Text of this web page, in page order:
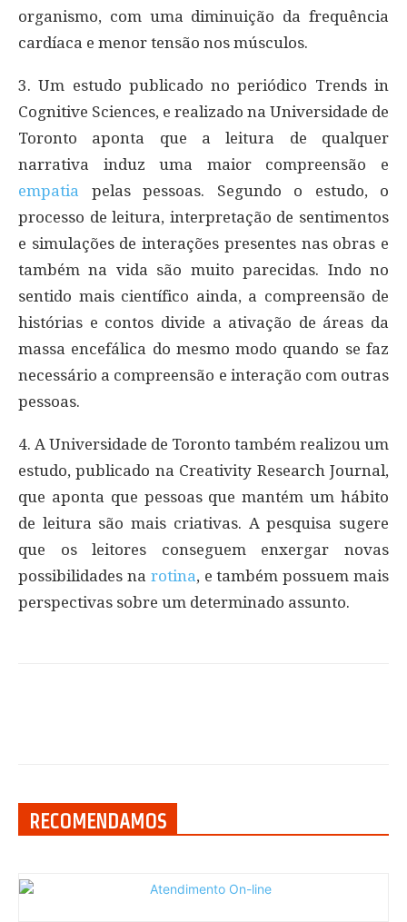
organismo, com uma diminuição da frequência
cardíaca e menor tensão nos músculos.
3. Um estudo publicado no periódico Trends in
Cognitive Sciences, e realizado na Universidade de
Toronto aponta que a leitura de qualquer
narrativa induz uma maior compreensão e
empatia pelas pessoas. Segundo o estudo, o
processo de leitura, interpretação de sentimentos
e simulações de interações presentes nas obras e
também na vida são muito parecidas. Indo no
sentido mais científico ainda, a compreensão de
histórias e contos divide a ativação de áreas da
massa encefálica do mesmo modo quando se faz
necessário a compreensão e interação com outras
pessoas.
4. A Universidade de Toronto também realizou um
estudo, publicado na Creativity Research Journal,
que aponta que pessoas que mantém um hábito
de leitura são mais criativas. A pesquisa sugere
que os leitores conseguem enxergar novas
possibilidades na rotina, e também possuem mais
perspectivas sobre um determinado assunto.
RECOMENDAMOS